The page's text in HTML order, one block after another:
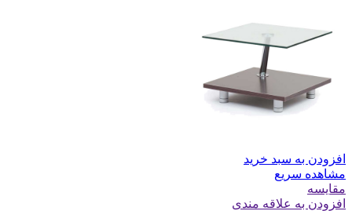
افزودن به سبد خرید
مشاهده سریع
مقایسه
افزودن به علاقه مندی